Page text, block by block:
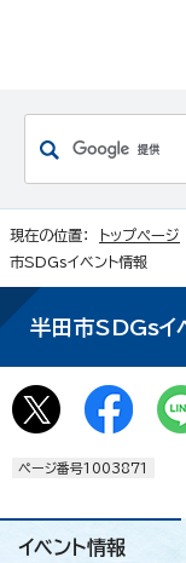
現在の位置： トップページ
市SDGsイベント情報
半田市SDGsイ
ページ番号1003871
イベント情報